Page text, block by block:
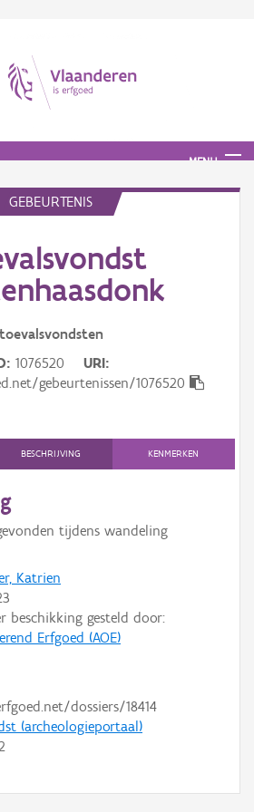
MENU
GEBEURTENIS
toevalsvondsten
1076520
URI
gebeurtenissen/1076520
BESCHRIJVING KENMERKEN
tijdens wandeling
Katrien
beschikking gesteld door:
Erfgoed (AOE)
dossiers/18414
(archeologieportaal)